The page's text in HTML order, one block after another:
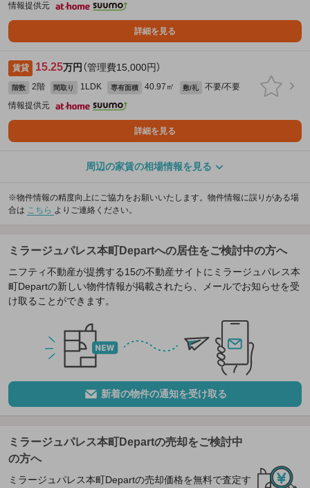
情報提供元
詳細を見る
賃貸 15.25万円 （管理費15,000円）
階数 2階 間取り 1LDK 専有面積 40.97㎡ 敷/礼
不要/不要
情報提供元
詳細を見る
周辺の家賃の相場情報を見る
※物件情報の精度向上にご協力をお願いいたします。物件情報に誤りがある場
合は こちら よりご連絡ください。
ミラージュパレス本町Departへの居住をご検討中の方へ
ニフティ不動産が提携する15の不動産サイトにミラージュパレス本
町Departの新しい物件情報が掲載されたら、メールでお知らせを受
け取ることができます。
新着の物件の通知を受け取る
ミラージュパレス本町Departの売却をご検討中
の方へ
ミラージュパレス本町Departの売却価格を無料で査定す